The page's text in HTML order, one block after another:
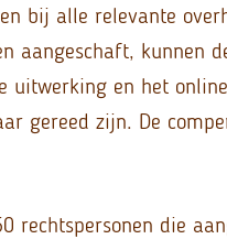
bij alle relevante
aangeschaft, kunnen
uitwerking en het
gereed zijn. De
rechtspersonen die